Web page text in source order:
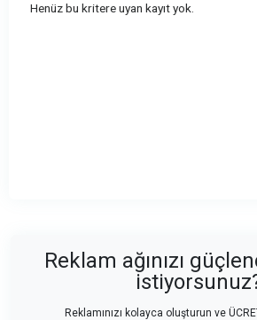
Henüz bu kritere uyan kayıt yok.
Reklam ağınızı
Reklamınızı kolayca oluşturun ve